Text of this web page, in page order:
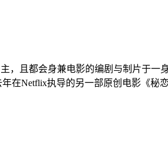
，且都会身兼电影的编剧与制片于一
在Netflix执导的另一部原创电影《秘